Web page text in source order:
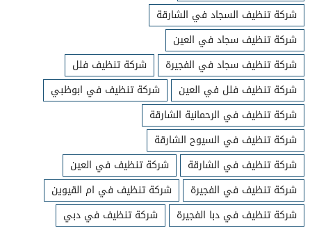
شركة تنظيف السجاد في الشارقة
شركة تنظيف سجاد في العين
شركة تنظيف سجاد في الفجيرة
شركة تنظيف فلل
شركة تنظيف فلل في العين
شركة تنظيف في ابوظبي
شركة تنظيف في الرحمانية الشارقة
شركة تنظيف في السيوح الشارقة
شركة تنظيف في الشارقة
شركة تنظيف في العين
شركة تنظيف في الفجيرة
شركة تنظيف في ام القيوين
شركة تنظيف في دبا الفجيرة
شركة تنظيف في دبي